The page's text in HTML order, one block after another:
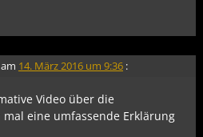
14. März 2016 um 9:36 :
Video über die
eine umfassende Erklärung